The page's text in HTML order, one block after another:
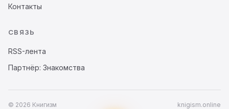
Контакты
СВЯЗЬ
RSS-лента
Партнёр: Знакомства
© 2026 Книгизм knigism.online